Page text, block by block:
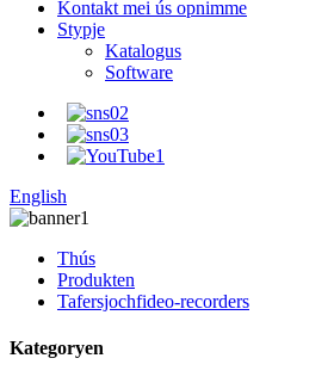
Kontakt mei ús opnimme
Stypje
Katalogus
Software
English
Thús
Produkten
Tafersjochfideo-recorders
Kategoryen